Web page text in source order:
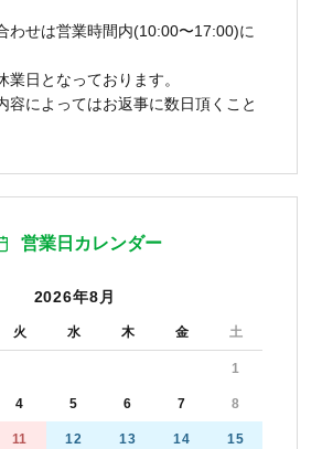
わせは営業時間内(10:00〜17:00)に
業日となっております。
容によってはお返事に数日頂くこと
営業日カレンダー
2026年8月
火 水 木 金 土
1
4 5 6 7 8
11 12 13 14 15